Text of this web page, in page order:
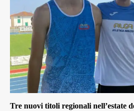
Tre nuovi titoli regionali nell’estate